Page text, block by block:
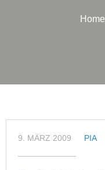
Home
9. MÄRZ 2009 PIA